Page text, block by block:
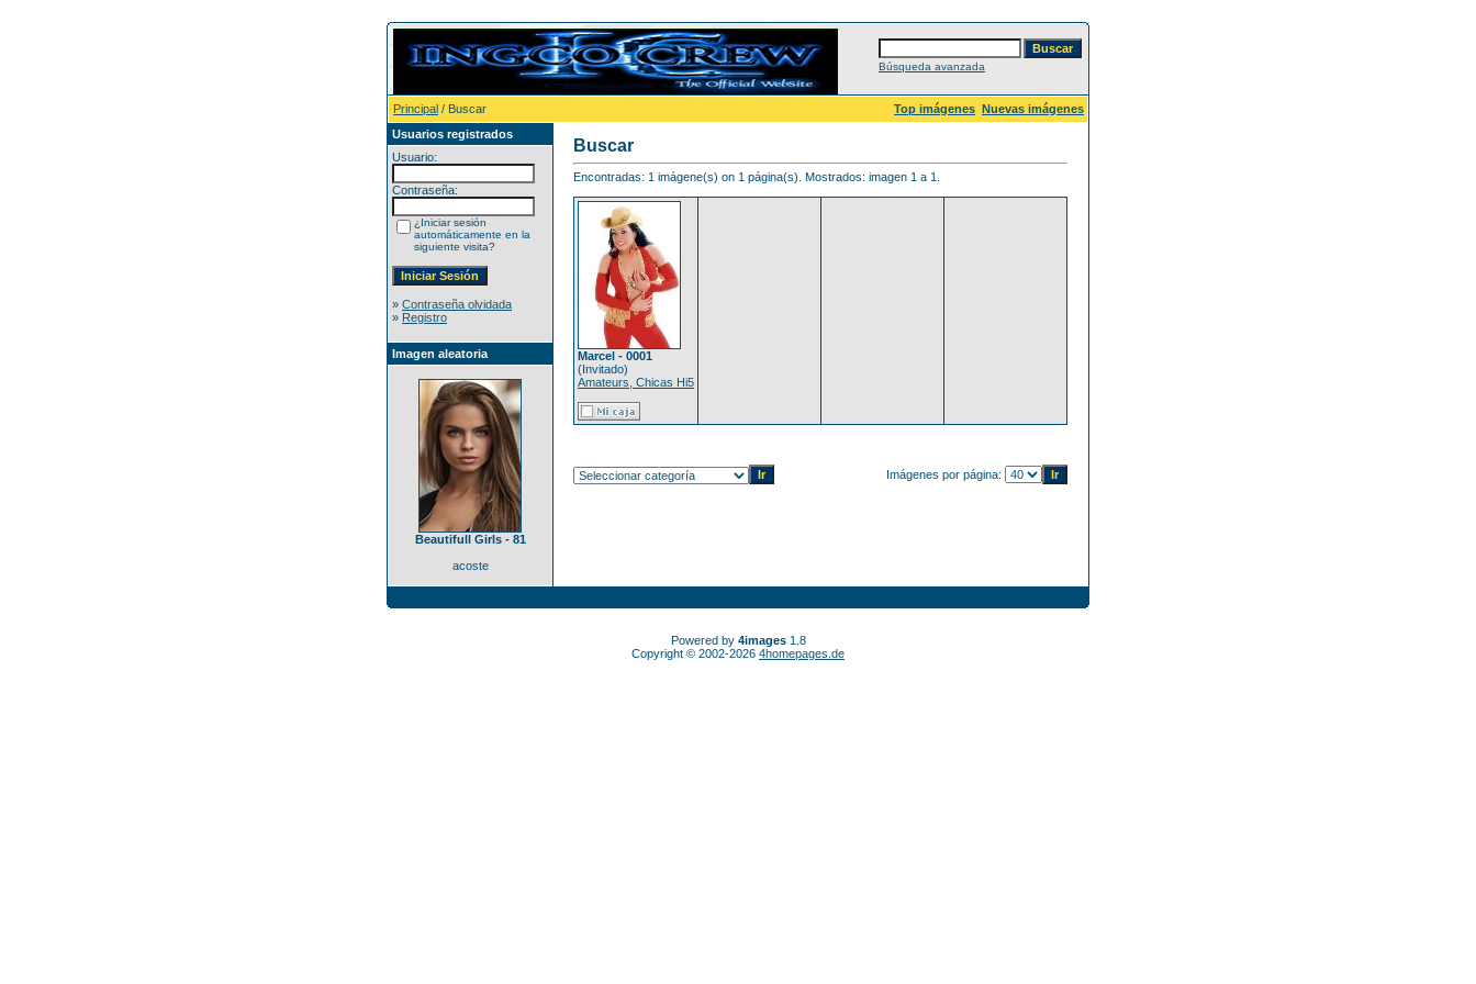
Búsqueda avanzada
Principal / Buscar Top imágenes Nuevas imágenes
Usuarios registrados
Usuario:
Contraseña:
¿Iniciar sesión
automáticamente en la
siguiente visita?
» Contraseña olvidada
» Registro
Imagen aleatoria
Beautifull Girls - 81
acoste
Buscar
Encontradas: 1 imágene(s) on 1 página(s). Mostrados: imagen 1 a 1.
Marcel - 0001
(Invitado)
Amateurs, Chicas Hi5
Imágenes por página:
Powered by 4images1.8
Copyright © 2002-2026 4homepages.de